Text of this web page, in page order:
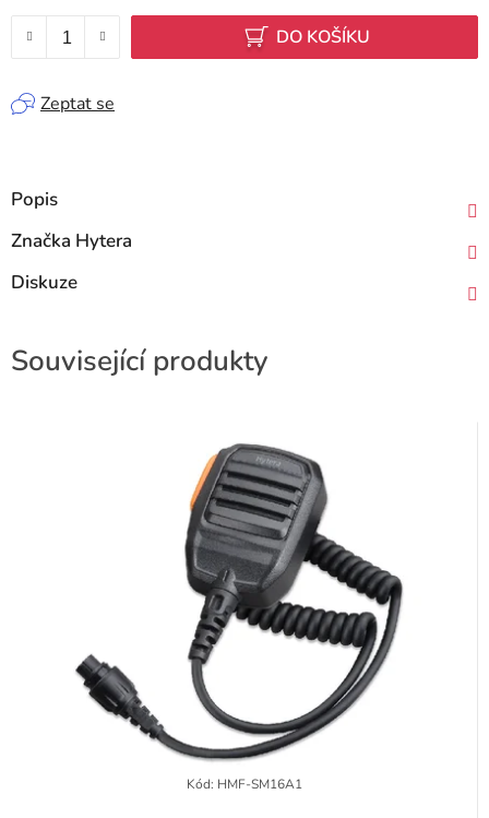
DO KOŠÍKU
Zeptat se
Popis
Značka Hytera
Diskuze
Související produkty
Kód: HMF-SM16A1